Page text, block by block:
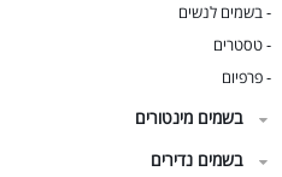
-בשמים לנשים
-טסטרים
-פרפיום
בשמים מינטורים
בשמים נדירים